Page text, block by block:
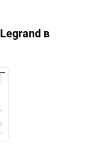
Legrand в